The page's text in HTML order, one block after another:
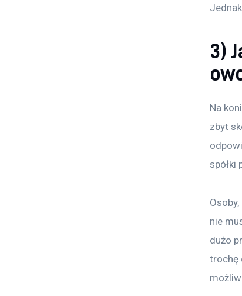
3)
Na
zbyt
spółki
nie
dużo
trochę